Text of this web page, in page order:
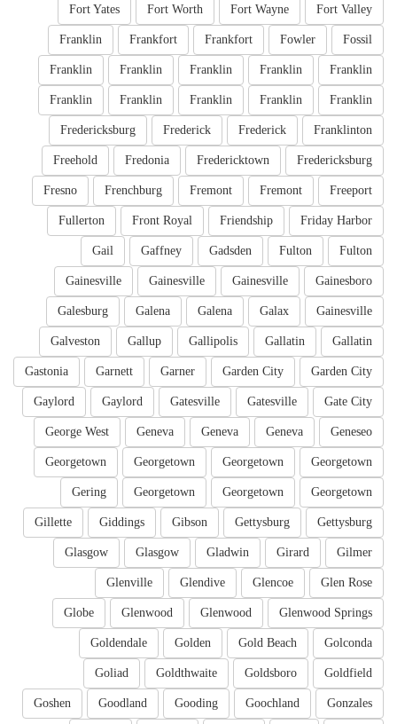
Fort Valley
Fort Wayne
Fort Worth
Fort Yates
Fossil
Fowler
Frankfort
Frankfort
Franklin
Franklin
Franklin
Franklin
Franklin
Franklin
Franklin
Franklin
Franklin
Franklin
Franklin
Franklinton
Frederick
Frederick
Fredericksburg
Fredericksburg
Fredericktown
Fredonia
Freehold
Freeport
Fremont
Fremont
Frenchburg
Fresno
Friday Harbor
Friendship
Front Royal
Fullerton
Fulton
Fulton
Gadsden
Gaffney
Gail
Gainesboro
Gainesville
Gainesville
Gainesville
Gainesville
Galax
Galena
Galena
Galesburg
Gallatin
Gallatin
Gallipolis
Gallup
Galveston
Garden City
Garden City
Garner
Garnett
Gastonia
Gate City
Gatesville
Gatesville
Gaylord
Gaylord
Geneseo
Geneva
Geneva
Geneva
George West
Georgetown
Georgetown
Georgetown
Georgetown
Georgetown
Georgetown
Georgetown
Gering
Gettysburg
Gettysburg
Gibson
Giddings
Gillette
Gilmer
Girard
Gladwin
Glasgow
Glasgow
Glen Rose
Glencoe
Glendive
Glenville
Glenwood Springs
Glenwood
Glenwood
Globe
Golconda
Gold Beach
Golden
Goldendale
Goldfield
Goldsboro
Goldthwaite
Goliad
Gonzales
Goochland
Gooding
Goodland
Goshen